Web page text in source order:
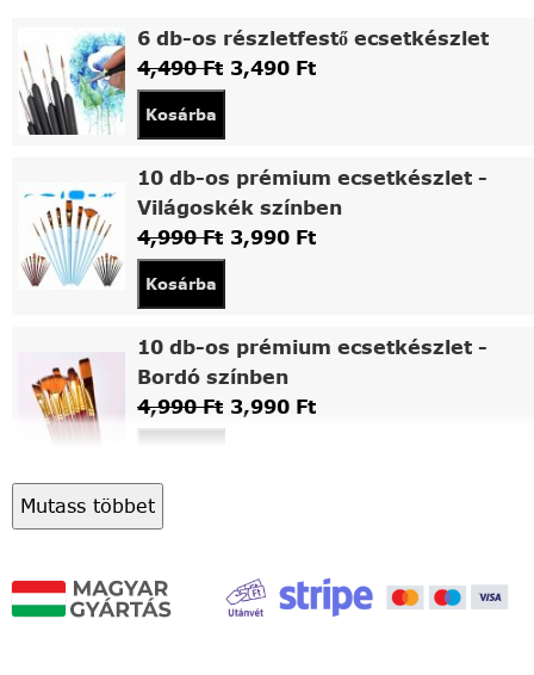
6 db-os részletfestő ecsetkészlet
4,490Ft 3,490 Ft
Kosárba
10 db-os prémium ecsetkészlet -
Világoskék színben
4,990Ft 3,990 Ft
Kosárba
10 db-os prémium ecsetkészlet -
Bordó színben
4,990Ft 3,990 Ft
Asztali fa festőállvány
Kosárba
Mutass többet